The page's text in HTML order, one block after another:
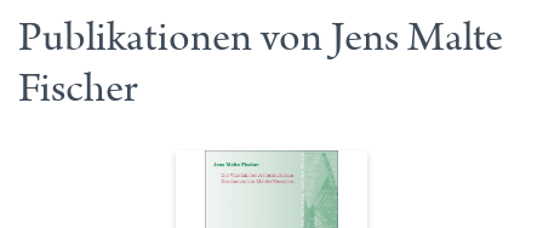
Publikationen von Jens Malte
Fischer